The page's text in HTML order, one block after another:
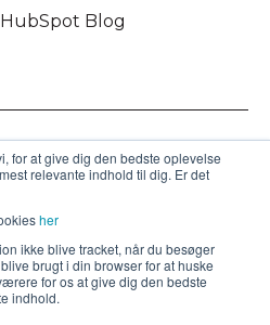
for at give dig den bedste oplevelse
relevante indhold til dig. Er det
her
ikke blive tracket, når du besøger
brugt i din browser for at huske
for os at give dig den bedste
indhold.
Blog
København K
© 2026, Integrator A/S